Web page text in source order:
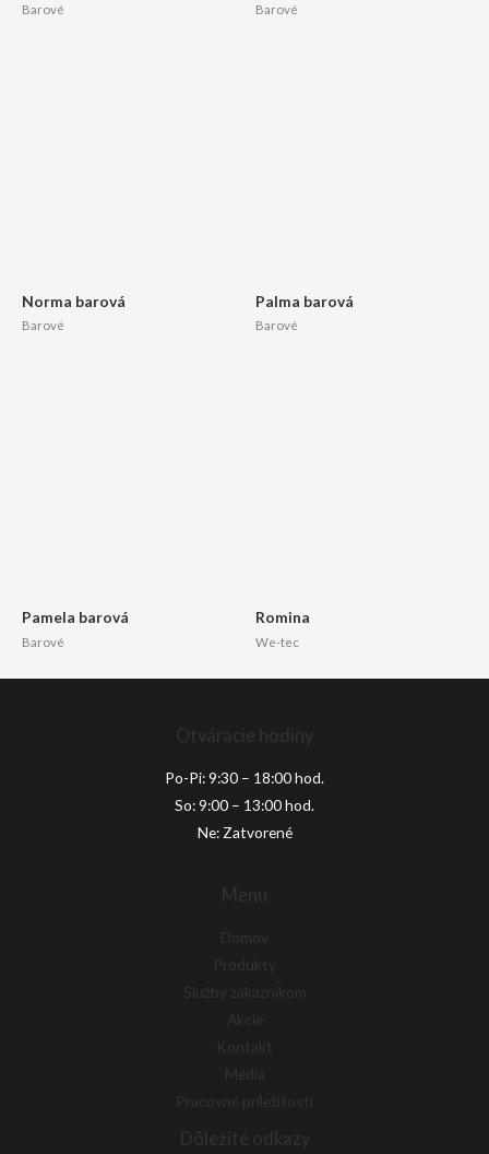
Barové Barové
Norma barová
Barové
Palma barová
Barové
Pamela barová
Barové
Romina
We-tec
Otváracie hodiny
Po-Pi: 9:30 – 18:00 hod.
So: 9:00 – 13:00 hod.
Ne: Zatvorené
Menu
Dôležité odkazy